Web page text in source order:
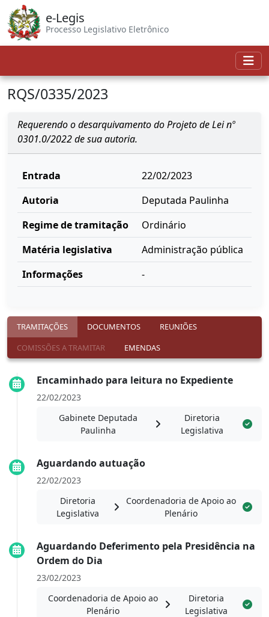
e-Legis
Processo Legislativo Eletrônico
RQS/0335/2023
Requerendo o desarquivamento do Projeto de Lei nº
0301.0/2022 de sua autoria.
Entrada
22/02/2023
Autoria
Deputada Paulinha
Regime de tramitação
Ordinário
Matéria legislativa
Administração pública
Informações
-
TRAMITAÇÕES DOCUMENTOS
REUNIÕES
COMISSÕES A TRAMITAR
EMENDAS
Encaminhado para leitura no Expediente
22/02/2023
Gabinete Deputada
Paulinha
Diretoria
Legislativa
Aguardando autuação
22/02/2023
Diretoria
Legislativa
Coordenadoria de Apoio ao
Plenário
Aguardando Deferimento pela Presidência na
Ordem do Dia
23/02/2023
Coordenadoria de Apoio ao
Plenário
Diretoria
Legislativa